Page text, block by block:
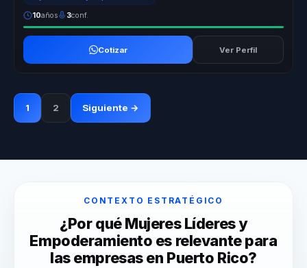
10años 3conf.
Cotizar Ver Perfil
1 2 Siguiente →
CONTEXTO ESTRATÉGICO
¿Por qué Mujeres Líderes y
Empoderamiento es relevante para
las empresas en Puerto Rico?